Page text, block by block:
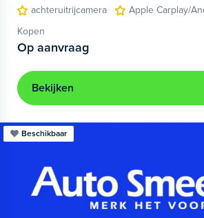
achteruitrijcamera
Apple Carplay/
Kopen
Op aanvraag
Bekijken
Beschikbaar